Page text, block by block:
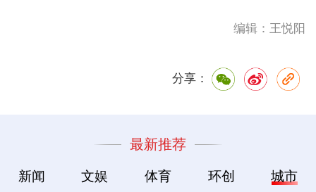
编辑：王悦阳
分享：
最新推荐
新闻 文娱 体育 环创 城市